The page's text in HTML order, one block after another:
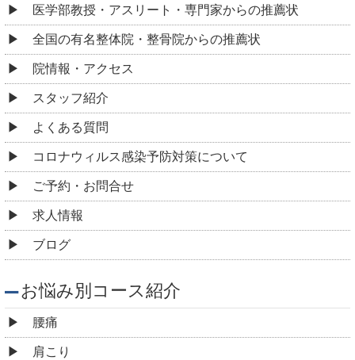
医学部教授・アスリート・専門家からの推薦状
全国の有名整体院・整骨院からの推薦状
院情報・アクセス
スタッフ紹介
よくある質問
コロナウィルス感染予防対策について
ご予約・お問合せ
求人情報
ブログ
お悩み別コース紹介
腰痛
肩こり